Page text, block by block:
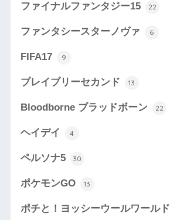
ファイナルファンタジー15 22
ファンタシースターノヴァ 6
FIFA17 9
ブレイブリーセカンド 13
Bloodborne ブラッドボーン 22
ヘイデイ 4
ペルソナ5 30
ポケモンGO 13
ポチと！ヨッシーウールワールド